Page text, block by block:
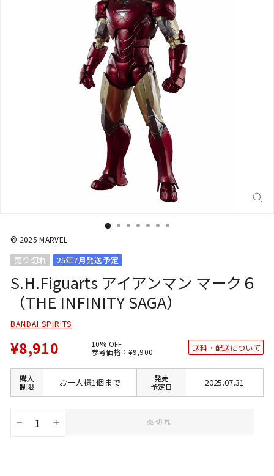
© 2025 MARVEL
売り切れ 25年7月発送予定
S.H.Figuarts アイアンマン マーク６
（THE INFINITY SAGA）
BANDAI SPIRITS
¥8,910 10% OFF
参考価格：通
価
¥9,900
格
送料・配送について
購入
制限
お一人様1個まで
発売
予定日
2025.07.31
+
売切れ